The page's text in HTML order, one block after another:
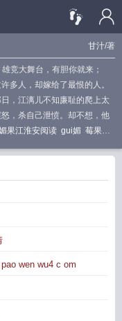
甘汁/著
竞大舞台，有胆你就来；
多人，却嫁给了最恨的人。
，江漓儿不知廉耻的爬上太
，杀自己泄愤。却不想，他
果江淮安阅读 gui媚 莓果枣
古言在线阅读
有什么用
媚果阿胶枣媚果(nph)最
wen wu4 c om